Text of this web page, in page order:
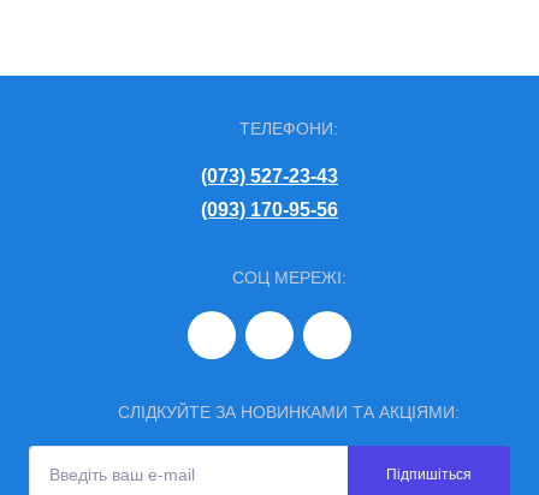
ТЕЛЕФОНИ:
(073) 527-23-43
(093) 170-95-56
СОЦ МЕРЕЖІ:
СЛІДКУЙТЕ ЗА НОВИНКАМИ ТА АКЦІЯМИ:
Підпишіться